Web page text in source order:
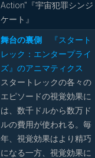
Action"『宇宙犯罪シンジ
ケート』
舞台の裏側
『スタート
レック：エンタープライ
ズ』のアニマティクス
スタートレックの各々の
エピソードの視覚効果に
は、数千ドルから数万ド
ルの費用が使われる。毎
年、視覚効果はより精巧
になる一方、視覚効果に